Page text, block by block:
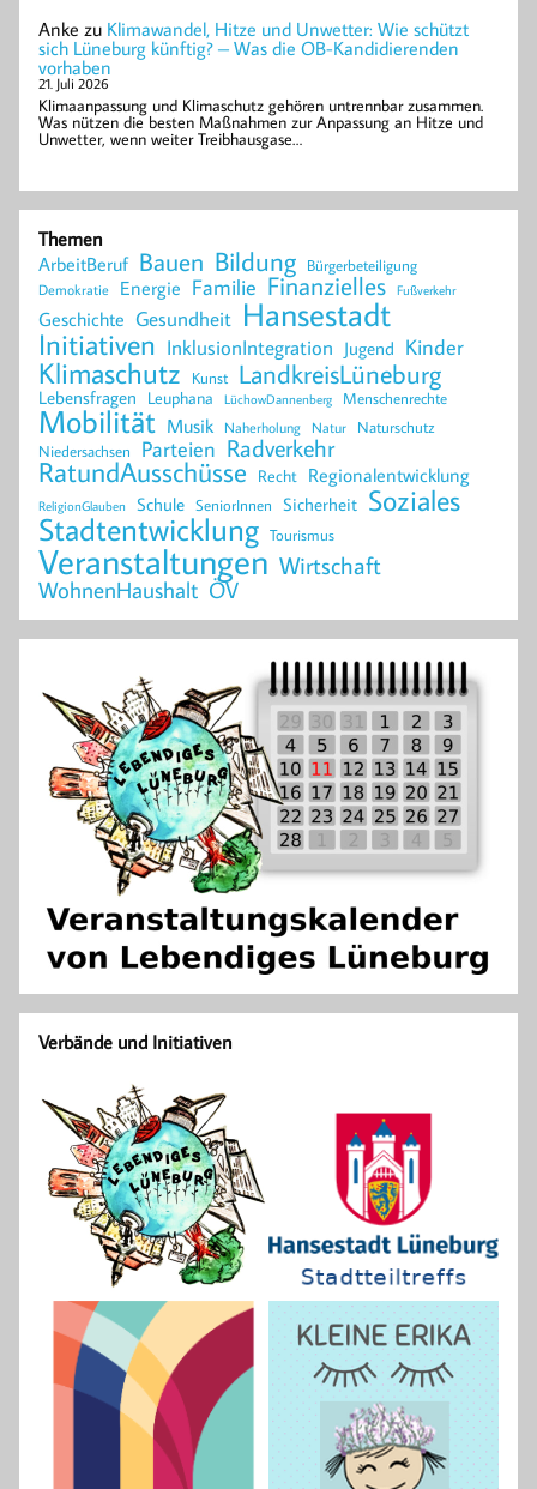
Anke zu Klimawandel, Hitze und Unwetter: Wie schützt
sich Lüneburg künftig? – Was die OB-Kandidierenden
vorhaben
21. Juli 2026
Klimaanpassung und Klimaschutz gehören untrennbar zusammen.
Was nützen die besten Maßnahmen zur Anpassung an Hitze und
Unwetter, wenn weiter Treibhausgase…
Themen
ArbeitBeruf Bauen Bildung Bürgerbeteiligung
Demokratie Energie Familie Finanzielles Fußverkehr
Geschichte Gesundheit Hansestadt
Initiativen InklusionIntegration Jugend Kinder
Klimaschutz Kunst LandkreisLüneburg
Lebensfragen Leuphana LüchowDannenberg Menschenrechte
Mobilität Musik Naherholung Natur Naturschutz
Niedersachsen Parteien Radverkehr
RatundAusschüsse Recht Regionalentwicklung
ReligionGlauben Schule SeniorInnen Sicherheit Soziales
Stadtentwicklung Tourismus
Veranstaltungen Wirtschaft
WohnenHaushalt ÖV
Verbände und Initiativen